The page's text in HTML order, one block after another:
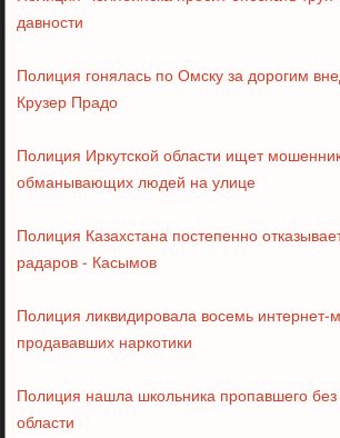
давности
Полиция гонялась по Омску за дорогим
Крузер Прадо
Полиция Иркутской области ищет
обманывающих людей на улице
Полиция Казахстана постепенно
радаров - Касымов
Полиция ликвидировала восемь интернет-
продававших наркотики
Полиция нашла школьника пропавшего без
области